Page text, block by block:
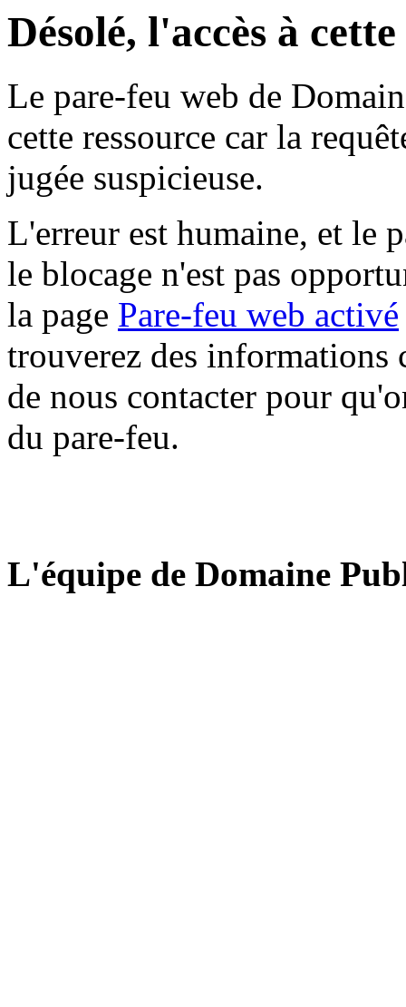
Désolé, l'accès à
Le pare-feu web de
cette ressource car la
jugée suspicieuse.
L'erreur est humaine, et le
le blocage n'est pas
la page Pare-feu web activé
trouverez des informations
de nous contacter pour
du pare-feu.
L'équipe de Domaine